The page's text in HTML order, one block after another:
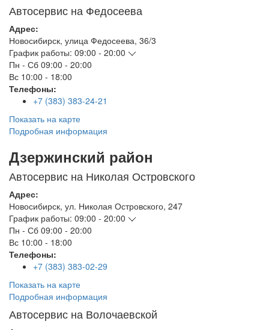
Автосервис на Федосеева
Адрес:
Новосибирск, улица Федосеева, 36/3
График работы: 09:00 - 20:00
Пн - Сб 09:00 - 20:00
Вс 10:00 - 18:00
Телефоны:
+7 (383) 383-24-21
Показать на карте
Подробная информация
Дзержинский район
Автосервис на Николая Островского
Адрес:
Новосибирск, ул. Николая Островского, 247
График работы: 09:00 - 20:00
Пн - Сб 09:00 - 20:00
Вс 10:00 - 18:00
Телефоны:
+7 (383) 383-02-29
Показать на карте
Подробная информация
Автосервис на Волочаевской